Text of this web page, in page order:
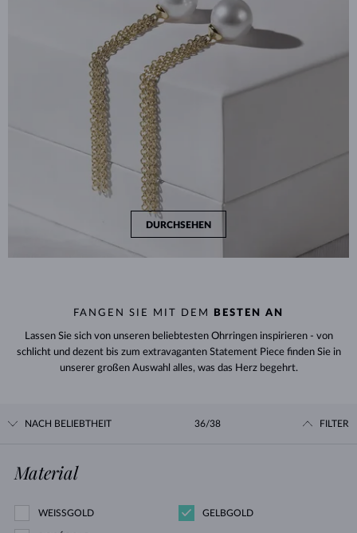
DURCHSEHEN
FANGEN SIE MIT DEM BESTEN AN
Lassen Sie sich von unseren beliebtesten Ohrringen inspirieren - von
schlicht und dezent bis zum extravaganten Statement Piece finden Sie in
unserer großen Auswahl alles, was das Herz begehrt.
NACH BELIEBTHEIT 36/38 FILTER
Material
WEISSGOLD GELBGOLD